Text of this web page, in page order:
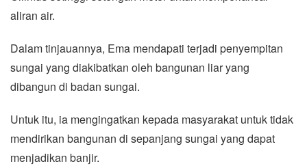
aliran air.
Dalam tinjauannya, Ema mendapati terjadi penyempitan
sungai yang diakibatkan oleh bangunan liar yang
dibangun di badan sungai.
Untuk itu, ia mengingatkan kepada masyarakat untuk tidak
mendirikan bangunan di sepanjang sungai yang dapat
menjadikan banjir.